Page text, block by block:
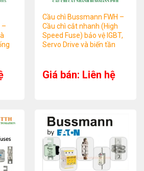
–
Cầu chì Bussmann FWH –
Cầu chì cắt nhanh (High
Speed Fuse) bảo vệ IGBT,
Servo Drive và biến tần
Giá bán: Liên hệ